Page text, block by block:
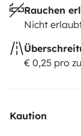
Rauchen
Nicht
€ 0,25 pro
Kaution